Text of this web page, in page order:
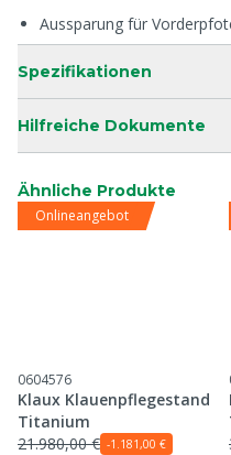
Aussparung für
Spezifikationen
Hilfreiche Dokumente
Ähnliche Produkte
Onlineangebot
0604576
Klaux Klauenpflegestand
Titanium
21.980,00 € -1.181,00 €